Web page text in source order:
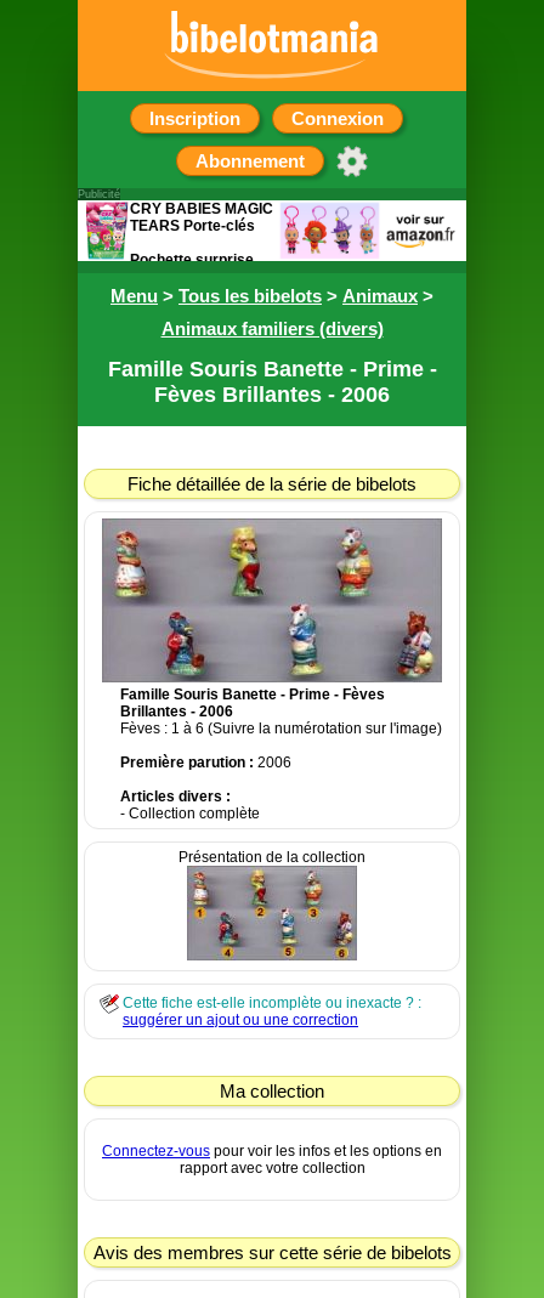
Inscription Connexion
Abonnement
Menu > Tous les bibelots > Animaux >
Animaux familiers (divers)
Famille Souris Banette - Prime -
Fèves Brillantes - 2006
Fiche détaillée de la série de bibelots
Famille Souris Banette - Prime - Fèves
Brillantes - 2006
Fèves : 1 à 6 (Suivre la numérotation sur l'image)
Première parution : 2006
Articles divers :
- Collection complète
Présentation de la collection
Cette fiche est-elle incomplète ou inexacte ? :
suggérer un ajout ou une correction
Ma collection
Connectez-vous pour voir les infos et les options en
rapport avec votre collection
Avis des membres sur cette série de bibelots
Publicité
CRY BABIES MAGIC
TEARS Porte-clés
Pochette surprise
clef de 7cm